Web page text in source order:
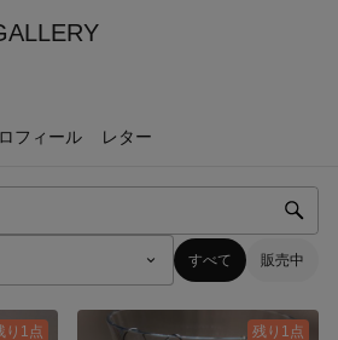
フィール レター
すべて 販売中
り1点 残り1点